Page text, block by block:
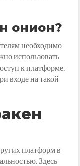
онион?
необходимо
использовать
к платформе.
входе на такой
платформ в
Здесь